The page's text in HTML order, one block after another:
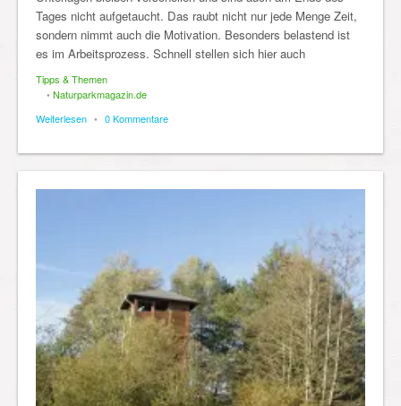
Tages nicht aufgetaucht. Das raubt nicht nur jede Menge Zeit,
sondern nimmt auch die Motivation. Besonders belastend ist
es im Arbeitsprozess. Schnell stellen sich hier auch
Tipps & Themen
• Naturparkmagazin.de
Weiterlesen • 0 Kommentare